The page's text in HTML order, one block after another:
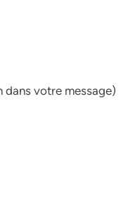
dans votre message)